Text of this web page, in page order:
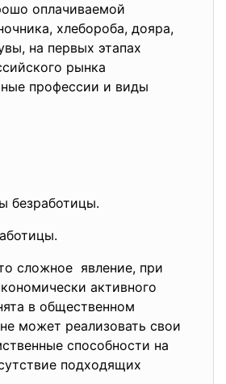
оплачиваемой
хлебороба, дояра,
на первых этапах
рынка
профессии и виды
безработицы.
сложное явление, при
активного
в общественном
может реализовать свои
способности на
подходящих